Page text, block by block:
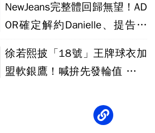
NewJeans完整體回歸無望！AD
OR確定解約Danielle、提告家
徐若熙披「18號」王牌球衣加
盟軟銀鷹！喊拚先發輪值 球團